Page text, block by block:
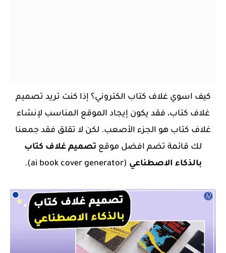
كيف اسوي غلاف كتاب الكتروني؟ إذا كنت تريد تصميم
غلاف كتاب، فقد يكون إيجاد الموقع المناسب لإنشاء
غلاف كتاب هو الجزء الأصعب. لكن لا تقلق فقد جمعنا
لك قائمة تضم افضل موقع تصميم غلاف كتاب
بالذكاء الاصطناعي (ai book cover generator
).